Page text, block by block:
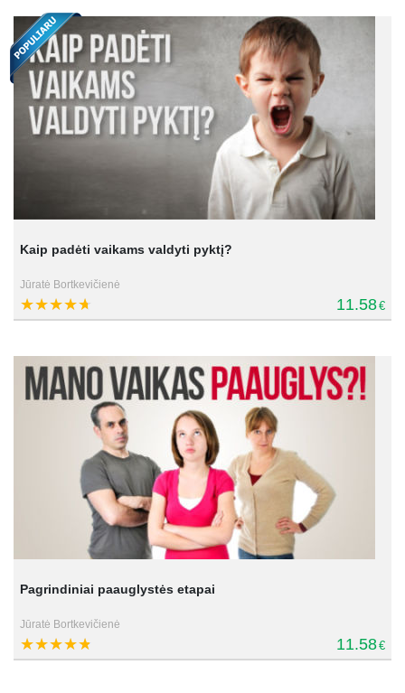
Kaip padėti vaikams valdyti pyktį?
Jūratė Bortkevičienė
11.58€
Pagrindiniai paauglystės etapai
Jūratė Bortkevičienė
11.58€